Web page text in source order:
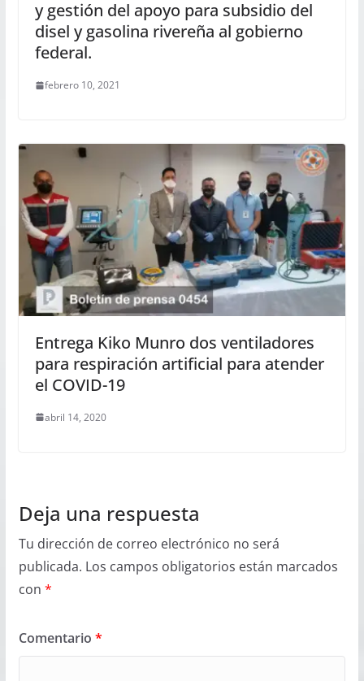
y gestión del apoyo para subsidio del
disel y gasolina rivereña al gobierno
federal.
febrero 10, 2021
Entrega Kiko Munro dos ventiladores
para respiración artificial para atender
el COVID-19
abril 14, 2020
Deja una respuesta
Tu dirección de correo electrónico no será
publicada. Los campos obligatorios están marcados
con *
Comentario *